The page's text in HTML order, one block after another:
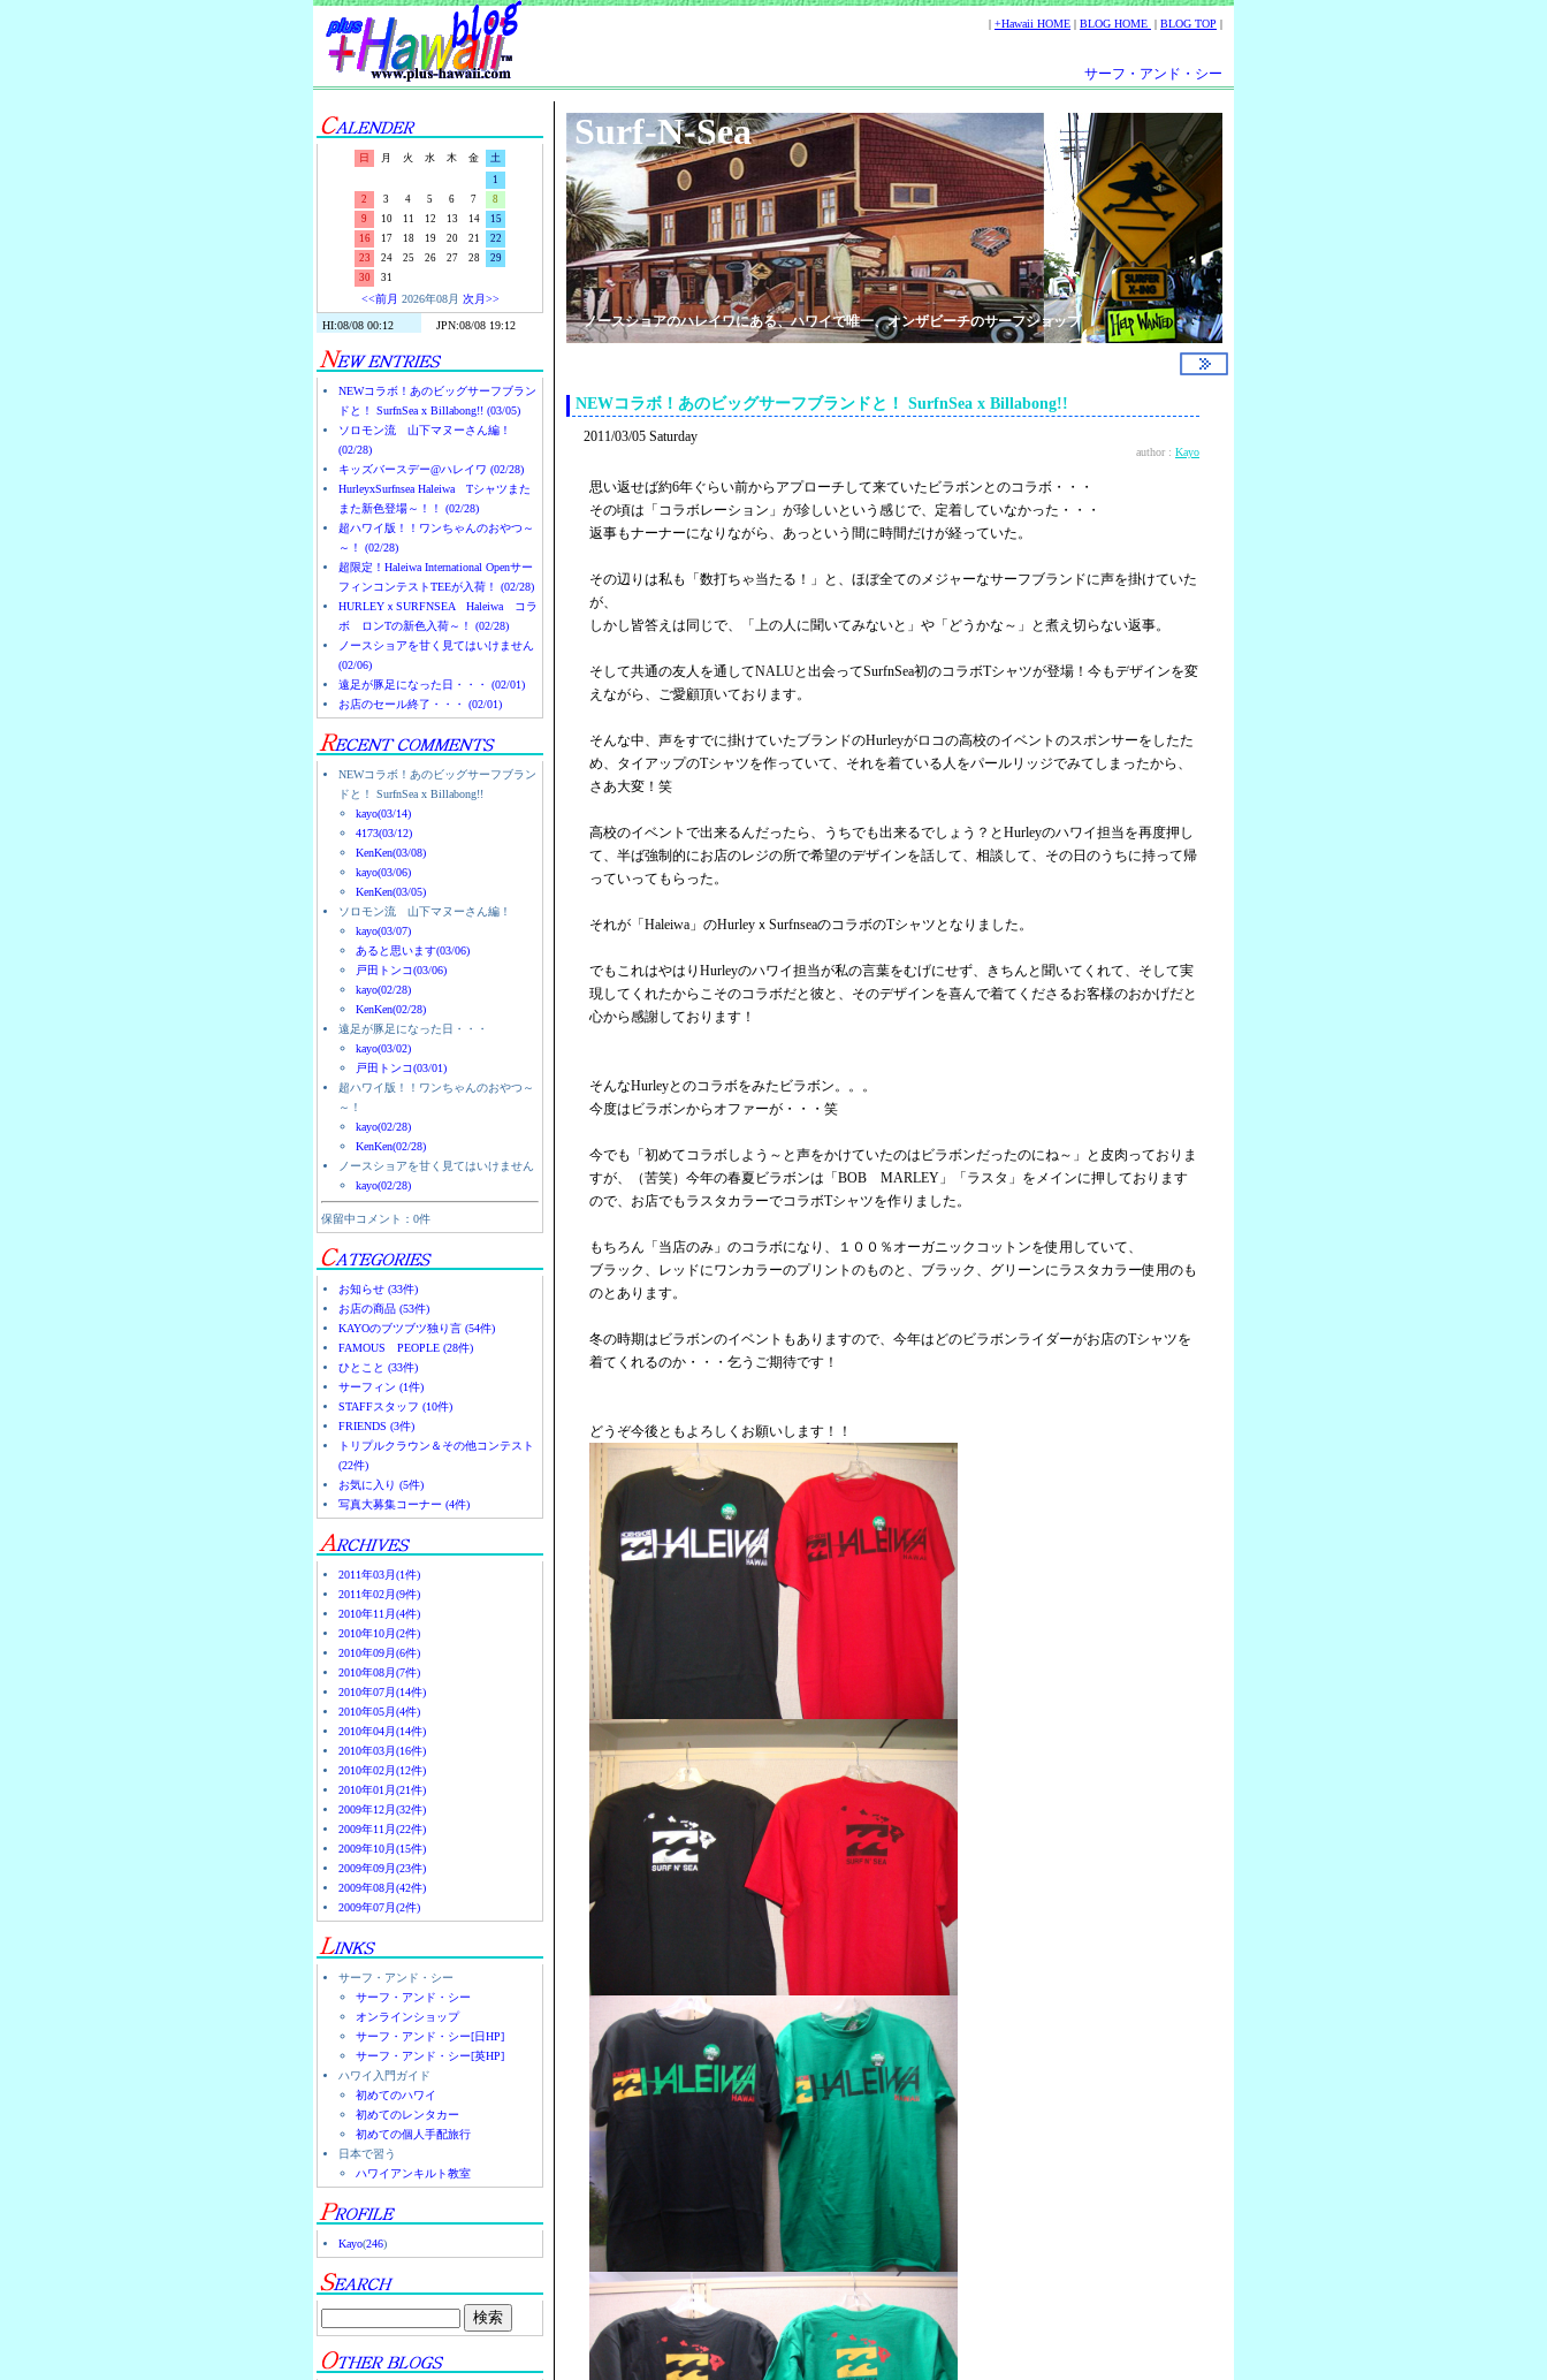
| +Hawaii HOME | BLOG HOME | BLOG TOP |
サーフ・アンド・シー
日 月 火 水 木 金
土
1
2
3 4 5 6 7
8
9
10 11 12 13 14
15
16
17 18 19 20 21
22
23
24 25 26 27 28
29
30
31
<<前月 2026年08月 次月>>
NEWコラボ！あのビッグサーフブラン
ドと！ SurfnSea x Billabong!! (03/05)
ソロモン流 山下マヌーさん編！
(02/28)
キッズバースデー@ハレイワ (02/28)
HurleyxSurfnsea Haleiwa Tシャツまた
また新色登場～！！ (02/28)
超ハワイ版！！ワンちゃんのおやつ～
～！ (02/28)
超限定！Haleiwa International Openサー
フィンコンテストTEEが入荷！ (02/28)
HURLEYｘSURFNSEA Haleiwa コラ
ボ ロンTの新色入荷～！ (02/28)
ノースショアを甘く見てはいけません
(02/06)
遠足が豚足になった日・・・ (02/01)
お店のセール終了・・・ (02/01)
NEWコラボ！あのビッグサーフブラン
ドと！ SurfnSea x Billabong!!
kayo(03/14)
4173(03/12)
KenKen(03/08)
kayo(03/06)
KenKen(03/05)
ソロモン流 山下マヌーさん編！
kayo(03/07)
あると思います(03/06)
戸田トンコ(03/06)
kayo(02/28)
KenKen(02/28)
遠足が豚足になった日・・・
kayo(03/02)
戸田トンコ(03/01)
超ハワイ版！！ワンちゃんのおやつ～
～！
kayo(02/28)
KenKen(02/28)
ノースショアを甘く見てはいけません
kayo(02/28)
保留中コメント：0件
お知らせ (33件)
お店の商品 (53件)
KAYOのブツブツ独り言 (54件)
FAMOUS PEOPLE (28件)
ひとこと (33件)
サーフィン (1件)
STAFFスタッフ (10件)
FRIENDS (3件)
トリプルクラウン＆その他コンテスト
(22件)
お気に入り (5件)
写真大募集コーナー (4件)
2011年03月(1件)
2011年02月(9件)
2010年11月(4件)
2010年10月(2件)
2010年09月(6件)
2010年08月(7件)
2010年07月(14件)
2010年05月(4件)
2010年04月(14件)
2010年03月(16件)
2010年02月(12件)
2010年01月(21件)
2009年12月(32件)
2009年11月(22件)
2009年10月(15件)
2009年09月(23件)
2009年08月(42件)
2009年07月(2件)
サーフ・アンド・シー
サーフ・アンド・シー
オンラインショップ
サーフ・アンド・シー[日HP]
サーフ・アンド・シー[英HP]
ハワイ入門ガイド
初めてのハワイ
初めてのレンタカー
初めての個人手配旅行
日本で習う
ハワイアンキルト教室
Kayo(246)
Surf-N-Sea
ノースショアのハレイワにある、ハワイで唯一、オンザビーチのサーフショップ
NEWコラボ！あのビッグサーフブランドと！ SurfnSea x Billabong!!
2011/03/05 Saturday
author : Kayo
思い返せば約6年ぐらい前からアプローチして来ていたビラボンとのコラボ・・・
その頃は「コラボレーション」が珍しいという感じで、定着していなかった・・・
返事もナーナーになりながら、あっという間に時間だけが経っていた。
その辺りは私も「数打ちゃ当たる！」と、ほぼ全てのメジャーなサーフブランドに声を掛けていた
が、
しかし皆答えは同じで、「上の人に聞いてみないと」や「どうかな～」と煮え切らない返事。
そして共通の友人を通してNALUと出会ってSurfnSea初のコラボTシャツが登場！今もデザインを変
えながら、ご愛顧頂いております。
そんな中、声をすでに掛けていたブランドのHurleyがロコの高校のイベントのスポンサーをしたた
め、タイアップのTシャツを作っていて、それを着ている人をパールリッジでみてしまったから、
さあ大変！笑
高校のイベントで出来るんだったら、うちでも出来るでしょう？とHurleyのハワイ担当を再度押し
て、半ば強制的にお店のレジの所で希望のデザインを話して、相談して、その日のうちに持って帰
っていってもらった。
それが「Haleiwa」のHurleyｘSurfnseaのコラボのTシャツとなりました。
でもこれはやはりHurleyのハワイ担当が私の言葉をむげにせず、きちんと聞いてくれて、そして実
現してくれたからこそのコラボだと彼と、そのデザインを喜んで着てくださるお客様のおかげだと
心から感謝しております！
そんなHurleyとのコラボをみたビラボン。。。
今度はビラボンからオファーが・・・笑
今でも「初めてコラボしよう～と声をかけていたのはビラボンだったのにね～」と皮肉っておりま
すが、（苦笑）今年の春夏ビラボンは「BOB MARLEY」「ラスタ」をメインに押しております
ので、お店でもラスタカラーでコラボTシャツを作りました。
もちろん「当店のみ」のコラボになり、１００％オーガニックコットンを使用していて、
ブラック、レッドにワンカラーのプリントのものと、ブラック、グリーンにラスタカラー使用のも
のとあります。
冬の時期はビラボンのイベントもありますので、今年はどのビラボンライダーがお店のTシャツを
着てくれるのか・・・乞うご期待です！
どうぞ今後ともよろしくお願いします！！